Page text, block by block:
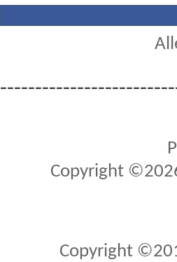
Copyright
Copyright